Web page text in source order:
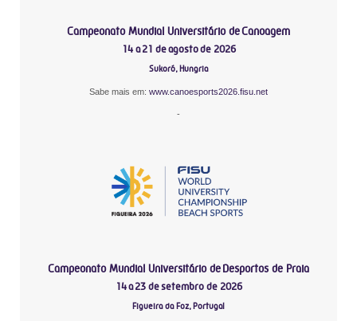
Campeonato Mundial Universitário de Canoagem
14 a 21 de agosto de 2026
Sukoró, Hungria
Sabe mais em: www.canoesports2026.fisu.net
-
Campeonato Mundial Universitário de Desportos de Praia
14 a 23 de setembro de 2026
Figueira da Foz, Portugal